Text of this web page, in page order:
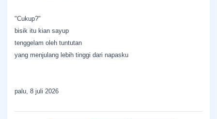
"Cukup?"
bisik itu kian sayup
tenggelam oleh tuntutan
yang menjulang lebih tinggi dari napasku
palu, 8 juli 2026